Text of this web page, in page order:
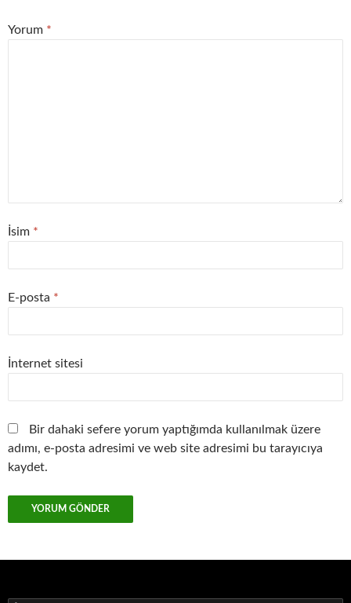
Yorum *
İsim *
E-posta *
İnternet sitesi
Bir dahaki sefere yorum yaptığımda kullanılmak üzere
adımı, e-posta adresimi ve web site adresimi bu tarayıcıya
kaydet.